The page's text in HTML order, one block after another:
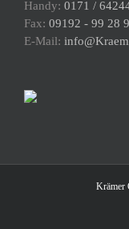
Handy: 0171 /
Fax: 09192 - 99 28
E-Mail:
Krämer